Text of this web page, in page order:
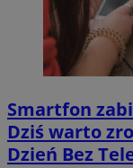
Smartfon
Dziś warto
Dzień Bez